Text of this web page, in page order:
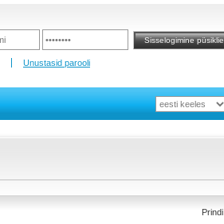
Unustasid parooli
Prindi